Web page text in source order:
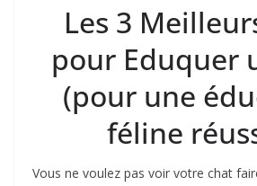
Les 3
pour Eduquer
(pour une
féline
Vous ne voulez pas voir votre chat